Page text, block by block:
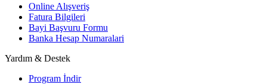
Online Alışveriş
Fatura Bilgileri
Bayi Başvuru Formu
Banka Hesap Numaralari
Yardım & Destek
Program İndir